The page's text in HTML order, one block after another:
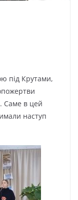
під Крутами,
Саме в цей
наступ